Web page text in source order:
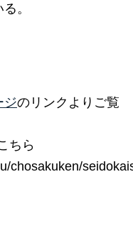
。
ジのリンクよりご覧
ちら
chosakuken/